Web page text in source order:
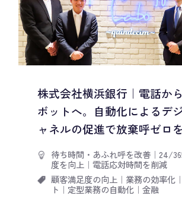
株式会社横浜銀行｜電話か
ボットへ。自動化によるデ
ャネルの促進で放棄呼ゼロ
待ち時間・あふれ呼を改善｜ 24/
度を向上 ｜ 電話応対時間を削減
顧客満足度の向上 ｜ 業務の効率化｜
ト ｜ 定型業務の自動化｜ 金融